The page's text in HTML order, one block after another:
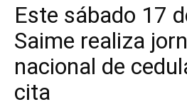
Este sábado 17
Saime realiza
nacional de
cita